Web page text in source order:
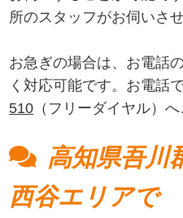
所のスタッフがお伺いさ
お急ぎの場合は、お電話
く対応可能です。お電話
510 （フリーダイヤル）
高知県吾川
西谷エリアで